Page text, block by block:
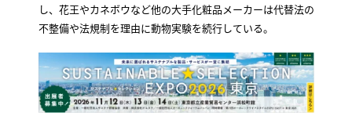
し、花王やカネボウなど他の大手化粧品メーカーは代替法の
不整備や法規制を理由に動物実験を続行している。